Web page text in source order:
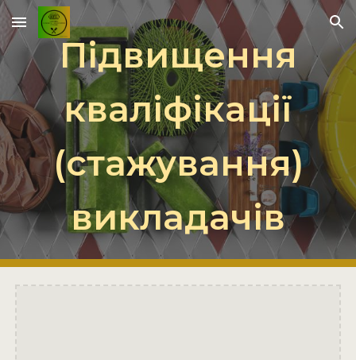
Skip to main content Skip to navigation
Підвищення
кваліфікації
(стажування)
викладачів